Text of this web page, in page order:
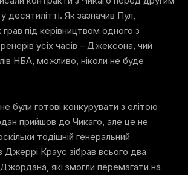
десятилітті. Як зазначив Пул,
під керівництвом одного з
усіх часів – Джексона, чий
НБА, можливо, ніколи не буде
були готові конкурувати з елітою
прийшов до Чикаго, але це не
тодішній генеральний
Краус зібрав всього два
які змогли перемагати на